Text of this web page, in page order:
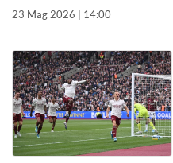
23 Mag 2026 | 14:00